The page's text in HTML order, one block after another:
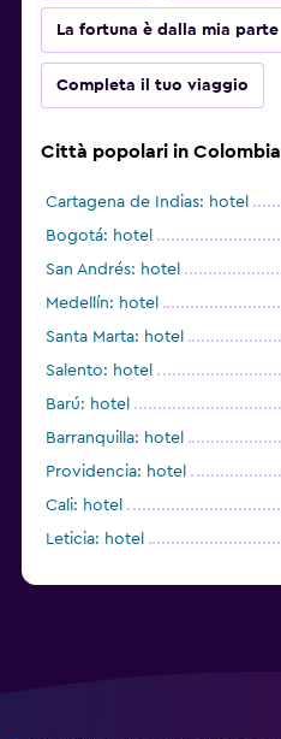
La fortuna è dalla mia parte
Completa il tuo viaggio
Città popolari in Colombia
Cartagena de Indias: hotel
Bogotá: hotel
San Andrés: hotel
Medellín: hotel
Santa Marta: hotel
Salento: hotel
Barú: hotel
Barranquilla: hotel
Providencia: hotel
Cali: hotel
Leticia: hotel